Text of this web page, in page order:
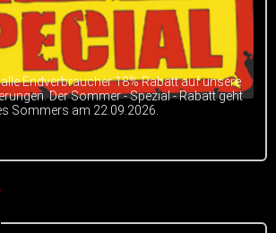
Endverbraucher 18% Rabatt auf unsere
Der Sommer - Spezial - Rabatt geht
Sommers am 22.09.2026.